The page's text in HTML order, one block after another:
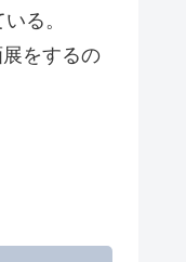
る。
をするの